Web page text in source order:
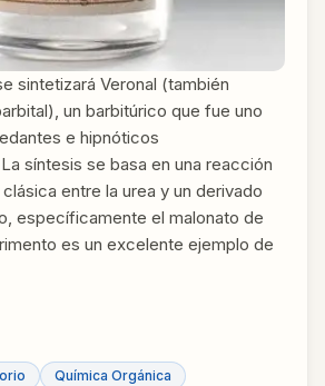
sintetizará Veronal (también
un barbitúrico que fue uno
e hipnóticos
síntesis se basa en una reacción
entre la urea y un derivado
específicamente el malonato de
es un excelente ejemplo de
Química Orgánica